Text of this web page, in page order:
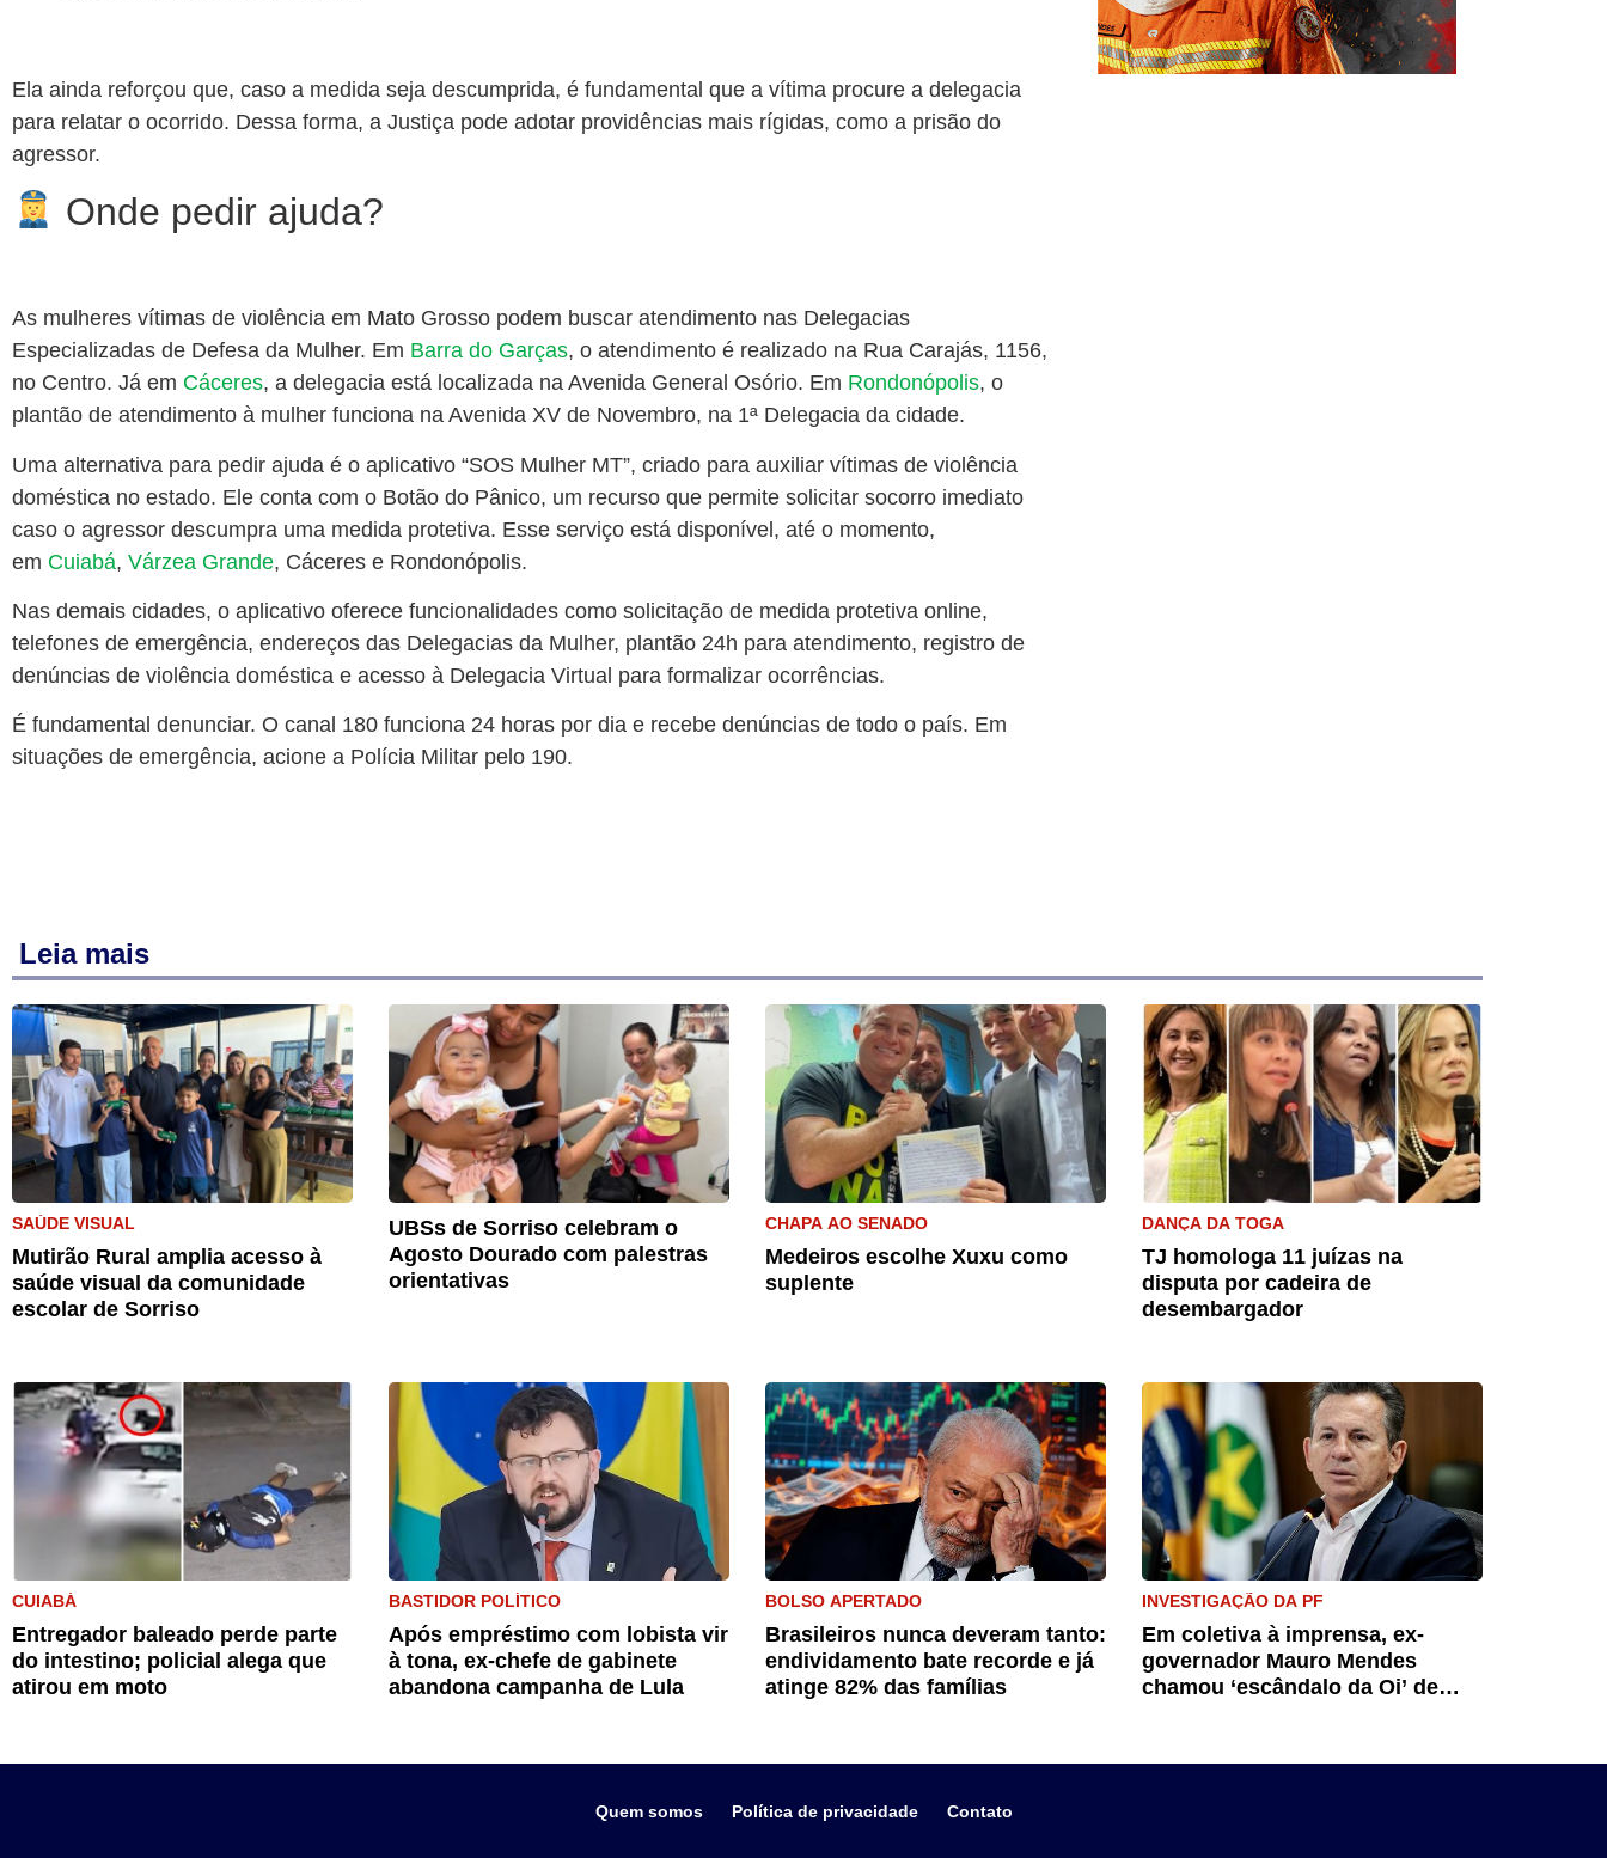
Ela ainda reforçou que, caso a medida seja descumprida, é fundamental que a vítima procure a delegacia
para relatar o ocorrido. Dessa forma, a Justiça pode adotar providências mais rígidas, como a prisão do
agressor.
Onde pedir ajuda?
As mulheres vítimas de violência em Mato Grosso podem buscar atendimento nas Delegacias
Especializadas de Defesa da Mulher. Em Barra do Garças, o atendimento é realizado na Rua Carajás, 1156,
no Centro. Já em Cáceres, a delegacia está localizada na Avenida General Osório. Em Rondonópolis, o
plantão de atendimento à mulher funciona na Avenida XV de Novembro, na 1ª Delegacia da cidade.
Uma alternativa para pedir ajuda é o aplicativo “SOS Mulher MT”, criado para auxiliar vítimas de violência
doméstica no estado. Ele conta com o Botão do Pânico, um recurso que permite solicitar socorro imediato
caso o agressor descumpra uma medida protetiva. Esse serviço está disponível, até o momento,
em Cuiabá, Várzea Grande, Cáceres e Rondonópolis.
Nas demais cidades, o aplicativo oferece funcionalidades como solicitação de medida protetiva online,
telefones de emergência, endereços das Delegacias da Mulher, plantão 24h para atendimento, registro de
denúncias de violência doméstica e acesso à Delegacia Virtual para formalizar ocorrências.
É fundamental denunciar. O canal 180 funciona 24 horas por dia e recebe denúncias de todo o país. Em
situações de emergência, acione a Polícia Militar pelo 190.
Leia mais
SAÚDE VISUAL
Mutirão Rural amplia acesso à
saúde visual da comunidade
escolar de Sorriso
UBSs de Sorriso celebram o
Agosto Dourado com palestras
orientativas
CHAPA AO SENADO
Medeiros escolhe Xuxu como
suplente
DANÇA DA TOGA
TJ homologa 11 juízas na
disputa por cadeira de
desembargador
CUIABÁ
Entregador baleado perde parte
do intestino; policial alega que
atirou em moto
BASTIDOR POLÍTICO
Após empréstimo com lobista vir
à tona, ex-chefe de gabinete
abandona campanha de Lula
BOLSO APERTADO
Brasileiros nunca deveram tanto:
endividamento bate recorde e já
atinge 82% das famílias
INVESTIGAÇÃO DA PF
Em coletiva à imprensa, ex-
governador Mauro Mendes
chamou ‘escândalo da Oi’ de
Quem somos Política de privacidade Contato